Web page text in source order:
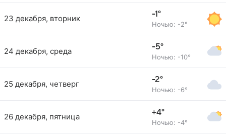
23 декабря, вторник -1°
Ночью: -2°
24 декабря, среда -5°
Ночью: -10°
25 декабря, четверг -2°
Ночью: -6°
26 декабря, пятница +4°
Ночью: -4°